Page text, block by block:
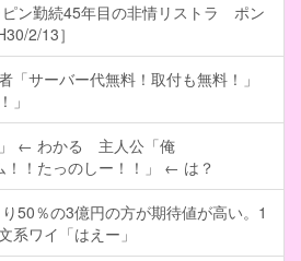
ピン勤続45年目の非情リストラ ポン
2/13］
「サーバー代無料！取付も無料！」
」
← わかる 主人公「俺
！！たっのしー！！」 ← は？
50％の3億円の方が期待値が高い。1
系ワイ「はえー」